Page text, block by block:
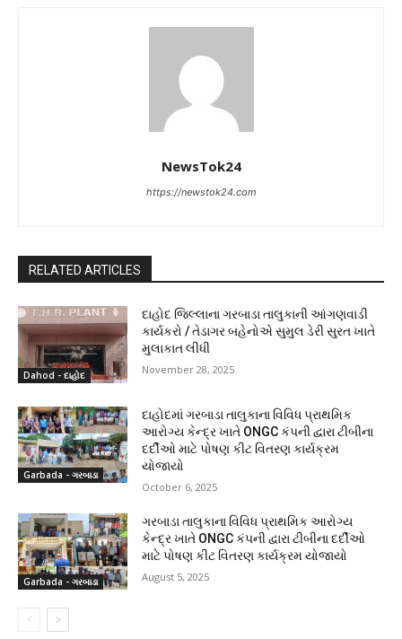
NewsTok24
https://newstok24.com
RELATED ARTICLES
Dahod - દાહોદ
દાહોદ જિલ્લાના ગરબાડા તાલુકાની આંગણવાડી
કાર્યકરો / તેડાગર બહેનોએ સુમુલ ડેરી સુરત ખાતે
મુલાકાત લીધી
November 28, 2025
Garbada - ગરબાડા
દાહોદમાં ગરબાડા તાલુકાના વિવિધ પ્રાથમિક
આરોગ્ય કેન્દ્ર ખાતે ONGC કંપની દ્વારા ટીબીના
દર્દીઓ માટે પોષણ કીટ વિતરણ કાર્યક્રમ
યોજાયો
October 6, 2025
Garbada - ગરબાડા
ગરબાડા તાલુકાના વિવિધ પ્રાથમિક આરોગ્ય
કેન્દ્ર ખાતે ONGC કંપની દ્વારા ટીબીના દર્દીઓ
માટે પોષણ કીટ વિતરણ કાર્યક્રમ યોજાયો
August 5, 2025